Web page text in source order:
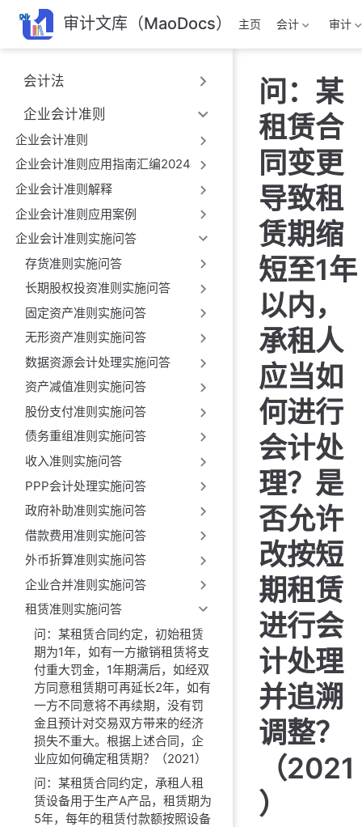
跳
至
主
內
容
审计文库（MaoDocs） 主页 会计 审计
会计法
企业会计准则
企业会计准则
企业会计准则应用指南汇编2024
企业会计准则解释
企业会计准则应用案例
企业会计准则实施问答
存货准则实施问答
长期股权投资准则实施问答
固定资产准则实施问答
无形资产准则实施问答
数据资源会计处理实施问答
资产减值准则实施问答
股份支付准则实施问答
债务重组准则实施问答
收入准则实施问答
PPP会计处理实施问答
政府补助准则实施问答
借款费用准则实施问答
外币折算准则实施问答
企业合并准则实施问答
租赁准则实施问答
问：某租赁合同约定，初始租赁
期为1年，如有一方撤销租赁将支
付重大罚金，1年期满后，如经双
方同意租赁期可再延长2年，如有
一方不同意将不再续期，没有罚
金且预计对交易双方带来的经济
损失不重大。根据上述合同，企
业应如何确定租赁期？（2021）
问：某租赁合同约定，承租人租
赁设备用于生产A产品，租赁期为
5年，每年的租赁付款额按照设备
问：某
租赁合
同变更
导致租
赁期缩
短至1年
以内，
承租人
应当如
何进行
会计处
理？是
否允许
改按短
期租赁
进行会
计处理
并追溯
调整？
（2021
）